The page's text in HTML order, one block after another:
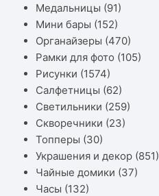
Медальницы (91)
Мини бары (152)
Органайзеры (470)
Рамки для фото (105)
Рисунки (1574)
Салфетницы (62)
Светильники (259)
Скворечники (23)
Топперы (30)
Украшения и декор (851)
Чайные домики (37)
Часы (132)